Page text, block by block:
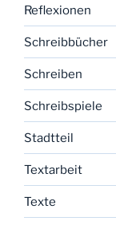
Reflexionen
Schreibbücher
Schreiben
Schreibspiele
Stadtteil
Textarbeit
Texte